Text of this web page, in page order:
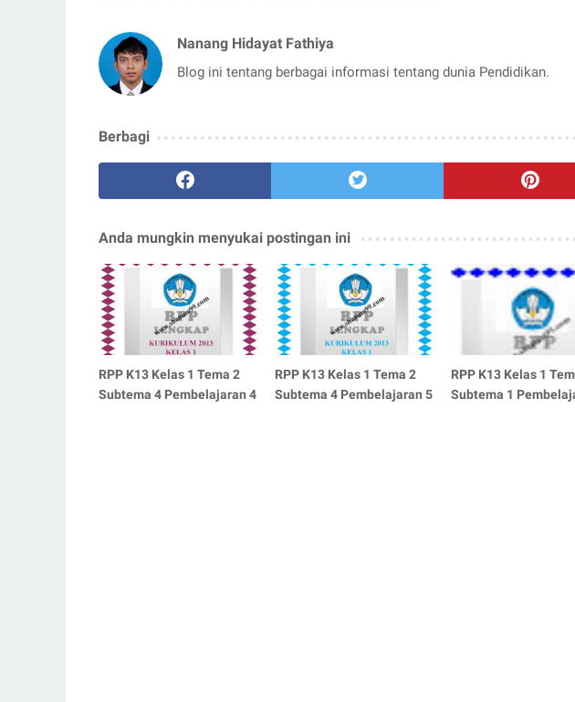
Nanang Hidayat Fathiya
Blog ini tentang berbagai informasi tentang dunia Pendidikan.
Berbagi
Anda mungkin menyukai postingan ini
RPP K13 Kelas 1 Tema 2
Subtema 4 Pembelajaran 4
RPP K13 Kelas 1 Tema 2
Subtema 4 Pembelajaran 5
RPP K13 Kelas 1
Subtema 1